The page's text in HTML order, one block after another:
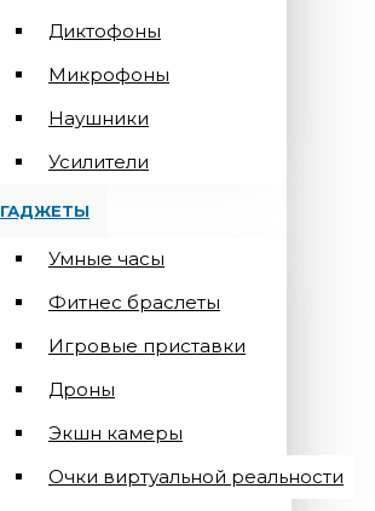
Диктофоны
Микрофоны
Наушники
Усилители
ГАДЖЕТЫ
Умные часы
Фитнес браслеты
Игровые приставки
Дроны
Экшн камеры
Очки виртуальной реальности